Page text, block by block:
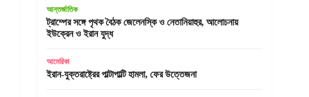
আন্তর্জাতিক
ট্রাম্পের সঙ্গে পৃথক বৈঠক জেলেনস্কি ও নেতানিয়াহুর, আলোচনায়
ইউক্রেন ও ইরান যুদ্ধ
আমেরিকা
ইরান-যুক্তরাষ্ট্রের পাল্টাপাল্টি হামলা, ফের উত্তেজনা